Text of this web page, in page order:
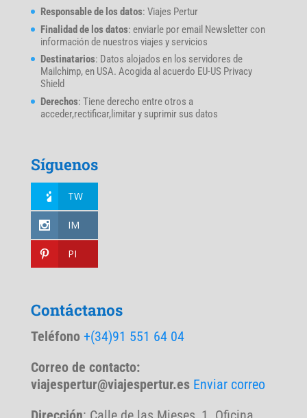
Responsable de los datos: Viajes Pertur
Finalidad de los datos: enviarle por email Newsletter con
información de nuestros viajes y servicios
Destinatarios: Datos alojados en los servidores de
Mailchimp, en USA. Acogida al acuerdo EU-US Privacy
Shield
Derechos: Tiene derecho entre otros a
acceder,rectificar,limitar y suprimir sus datos
Síguenos
TW
IM
PI
Contáctanos
Teléfono +(34)91 551 64 04
Correo de contacto:
viajespertur@viajespertur.es Enviar correo